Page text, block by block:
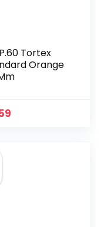
Tortex
Orange